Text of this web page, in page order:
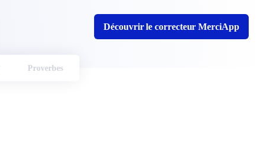
Découvrir le correcteur MerciApp
Proverbes